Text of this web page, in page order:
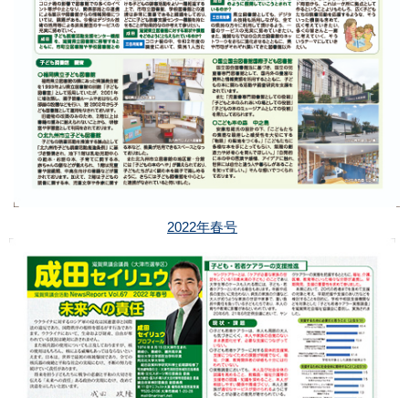
2022年春号